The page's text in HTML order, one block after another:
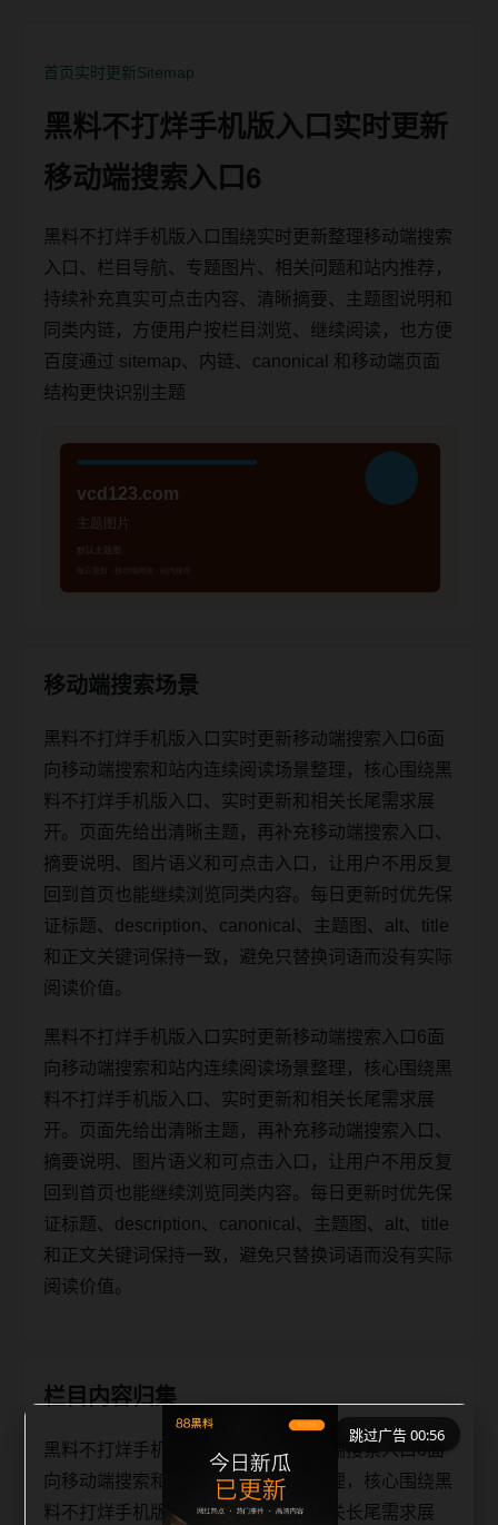
首页实时更新Sitemap
黑料不打烊手机版入口实时更新
移动端搜索入口6
黑料不打烊手机版入口围绕实时更新整理移动端搜索
入口、栏目导航、专题图片、相关问题和站内推荐，
持续补充真实可点击内容、清晰摘要、主题图说明和
同类内链，方便用户按栏目浏览、继续阅读，也方便
百度通过 sitemap、内链、canonical 和移动端页面
结构更快识别主题
移动端搜索场景
黑料不打烊手机版入口实时更新移动端搜索入口6面
向移动端搜索和站内连续阅读场景整理，核心围绕黑
料不打烊手机版入口、实时更新和相关长尾需求展
开。页面先给出清晰主题，再补充移动端搜索入口、
摘要说明、图片语义和可点击入口，让用户不用反复
回到首页也能继续浏览同类内容。每日更新时优先保
证标题、description、canonical、主题图、alt、title
和正文关键词保持一致，避免只替换词语而没有实际
阅读价值。
黑料不打烊手机版入口实时更新移动端搜索入口6面
向移动端搜索和站内连续阅读场景整理，核心围绕黑
料不打烊手机版入口、实时更新和相关长尾需求展
开。页面先给出清晰主题，再补充移动端搜索入口、
摘要说明、图片语义和可点击入口，让用户不用反复
回到首页也能继续浏览同类内容。每日更新时优先保
证标题、description、canonical、主题图、alt、title
和正文关键词保持一致，避免只替换词语而没有实际
阅读价值。
栏目内容归集
黑料不打烊手机版入口实时更新移动端搜索入口6面
向移动端搜索和站内连续阅读场景整理，核心围绕黑
料不打烊手机版入口、实时更新和相关长尾需求展
跳过广告 00:56